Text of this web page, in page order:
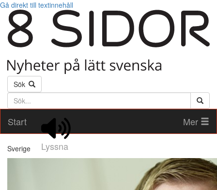
Gå direkt till textinnehåll
Sök
Söktext
Start
Lyssna
Mer
Sverige